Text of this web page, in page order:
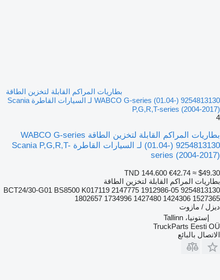
بطاريات المراكم القابلة لتخزين الطاقة
WABCO G-series (01.04-) 9254813130 لـ السيارات القاطرة Scania
P,G,R,T-series (2004-2017)
4
بطاريات المراكم القابلة لتخزين الطاقة WABCO G-series
(01.04-) 9254813130 لـ السيارات القاطرة Scania P,G,R,T-
series (2004-2017)
TND 144.600 €42.74 ≈ $49.30
بطاريات المراكم القابلة لتخزين الطاقة
9254813130 05-BCT24/30-G01 BS8500 K017119 2147775 1912986
1802657 1734996 1427480 1424306 1527365
ديزل / مازوت
إستونيا، Tallinn
TruckParts Eesti OÜ
الاتصال بالبائع